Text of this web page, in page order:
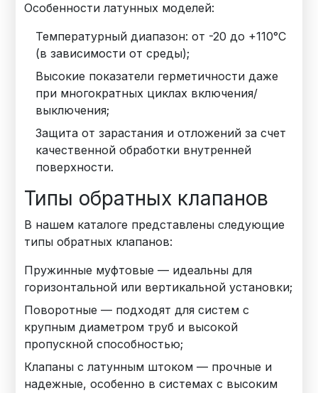
Особенности латунных моделей:
Температурный диапазон: от -20 до +110°C
(в зависимости от среды);
Высокие показатели герметичности даже
при многократных циклах включения/
выключения;
Защита от зарастания и отложений за счет
качественной обработки внутренней
поверхности.
Типы обратных клапанов
В нашем каталоге представлены следующие
типы обратных клапанов:
Пружинные муфтовые — идеальны для
горизонтальной или вертикальной установки;
Поворотные — подходят для систем с
крупным диаметром труб и высокой
пропускной способностью;
Клапаны с латунным штоком — прочные и
надежные, особенно в системах с высоким